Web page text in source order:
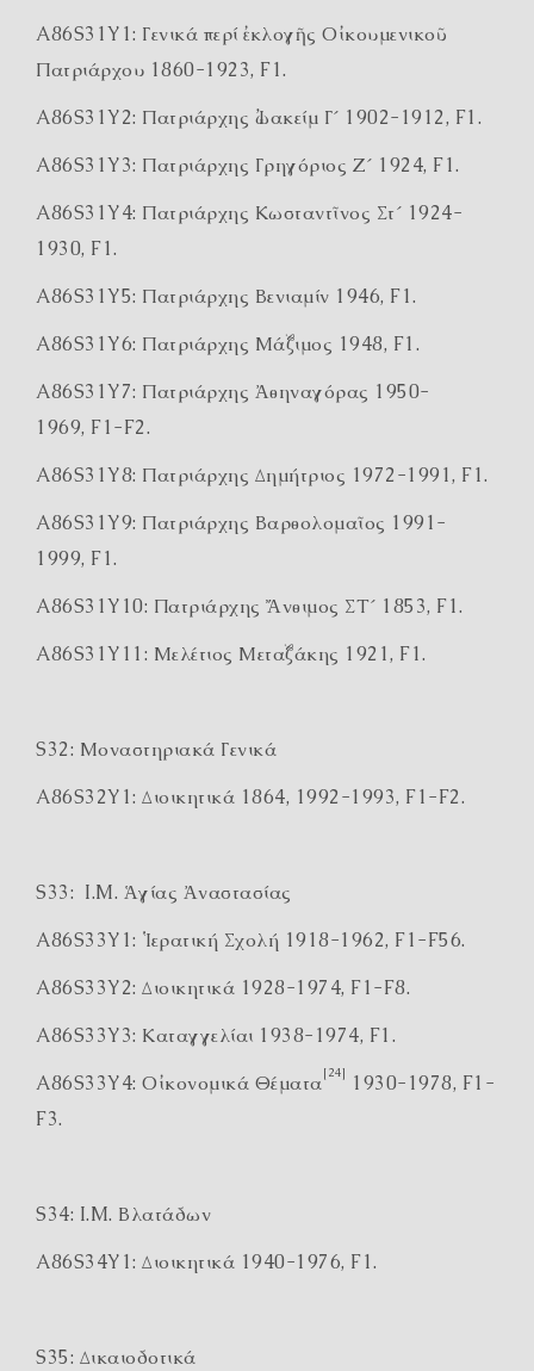
A86S31Y1: Γενικά περί ἐκλογῆς Οἰκουμενικοῦ
Πατριάρχου 1860-1923, F1.
A86S31Y2: Πατριάρχης Ἰωακείμ Γ΄ 1902-1912, F1.
A86S31Y3: Πατριάρχης Γρηγόριος Ζ΄ 1924, F1.
A86S31Y4: Πατριάρχης Κωσταντῖνος Στ΄ 1924-
1930, F1.
A86S31Y5: Πατριάρχης Βενιαμίν 1946, F1.
A86S31Y6: Πατριάρχης Μάξιμος 1948, F1.
A86S31Y7: Πατριάρχης Ἀθηναγόρας 1950-
1969, F1-F2.
A86S31Y8: Πατριάρχης Δημήτριος 1972-1991, F1.
A86S31Y9: Πατριάρχης Βαρθολομαῖος 1991-
1999, F1.
A86S31Y10: Πατριάρχης Ἄνθιμος ΣΤ΄ 1853, F1.
A86S31Y11: Μελέτιος Μεταξάκης 1921, F1.
S32: Μοναστηριακά Γενικά
A86S32Y1: Διοικητικά 1864, 1992-1993, F1-F2.
S33: I.M. Ἁγίας Ἀναστασίας
A86S33Y1: Ἱερατική Σχολή 1918-1962, F1-F56.
A86S33Y2: Διοικητικά 1928-1974, F1-F8.
A86S33Y3: Καταγγελίαι 1938-1974, F1.
A86S33Y4: Οἰκονομικά Θέματα[24]
1930-1978, F1-
F3.
S34: I.M. Βλατάδων
A86S34Y1: Διοικητικά 1940-1976, F1.
S35: Δικαιοδοτικά